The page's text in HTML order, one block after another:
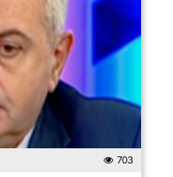
703